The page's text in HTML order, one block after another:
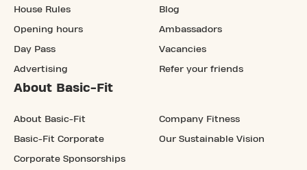
House Rules
Opening hours
Day Pass
Advertising
Blog
Ambassadors
Vacancies
Refer your friends
About Basic-Fit
About Basic-Fit
Basic-Fit Corporate
Corporate Sponsorships
Company Fitness
Our Sustainable Vision